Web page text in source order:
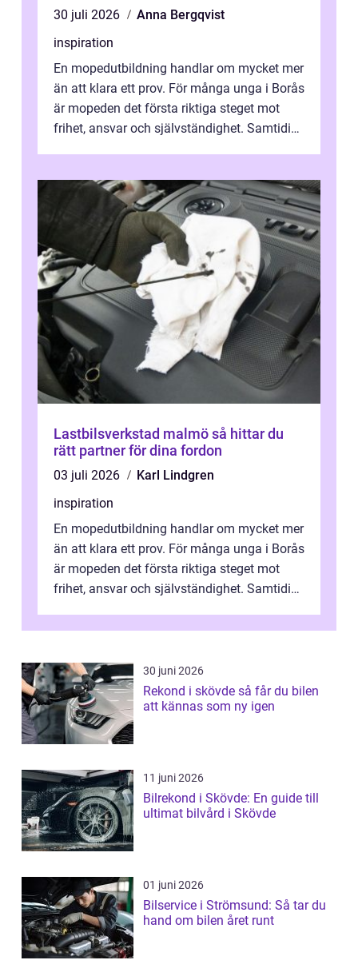
30 juli 2026
Anna Bergqvist
inspiration
En mopedutbildning handlar om mycket mer
än att klara ett prov. För många unga i Borås
är mopeden det första riktiga steget mot
frihet, ansvar och självständighet. Samtidigt
Lastbilsverkstad malmö så hittar du
rätt partner för dina fordon
03 juli 2026
Karl Lindgren
inspiration
En mopedutbildning handlar om mycket mer
än att klara ett prov. För många unga i Borås
är mopeden det första riktiga steget mot
frihet, ansvar och självständighet. Samtidigt
30 juni 2026
Rekond i skövde så får du bilen
att kännas som ny igen
11 juni 2026
Bilrekond i Skövde: En guide till
ultimat bilvård i Skövde
01 juni 2026
Bilservice i Strömsund: Så tar du
hand om bilen året runt